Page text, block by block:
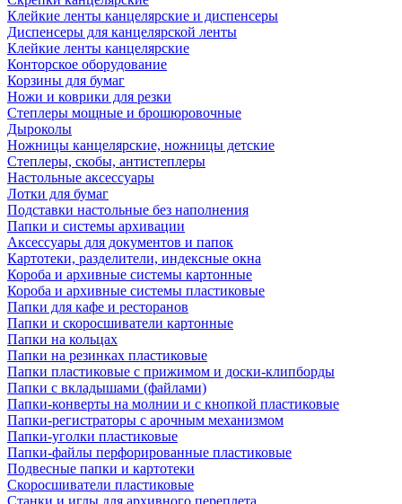
Клейкие ленты канцелярские и диспенсеры
Диспенсеры для канцелярской ленты
Клейкие ленты канцелярские
Конторское оборудование
Корзины для бумаг
Ножи и коврики для резки
Степлеры мощные и брошюровочные
Дыроколы
Ножницы канцелярские, ножницы детские
Степлеры, скобы, антистеплеры
Настольные аксессуары
Лотки для бумаг
Подставки настольные без наполнения
Папки и системы архивации
Аксессуары для документов и папок
Картотеки, разделители, индексные окна
Короба и архивные системы картонные
Короба и архивные системы пластиковые
Папки для кафе и ресторанов
Папки и скоросшиватели картонные
Папки на кольцах
Папки на резинках пластиковые
Папки пластиковые с прижимом и доски-клипборды
Папки с вкладышами (файлами)
Папки-конверты на молнии и с кнопкой пластиковые
Папки-регистраторы с арочным механизмом
Папки-уголки пластиковые
Папки-файлы перфорированные пластиковые
Подвесные папки и картотеки
Скоросшиватели пластиковые
Станки и иглы для архивного переплета